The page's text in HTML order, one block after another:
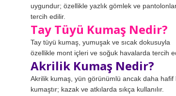
uygundur; özellikle yazlık gömlek ve
tercih edilir.
Tay Tüyü Kumaş Nedir?
Tay tüyü kumaş, yumuşak ve sıcak dokusuyla
özellikle mont içleri ve soğuk havalarda tercih
Akrilik Kumaş Nedir?
Akrilik kumaş, yün görünümlü ancak daha hafif
kumaştır; kazak ve atkılarda sıkça kullanılır.